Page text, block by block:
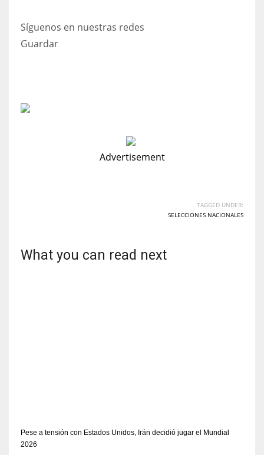
Síguenos en nuestras redes
Guardar
Advertisement
TAGGED UNDER:
SELECCIONES NACIONALES
What you can read next
Pese a tensión con Estados Unidos, Irán decidió jugar el Mundial
2026